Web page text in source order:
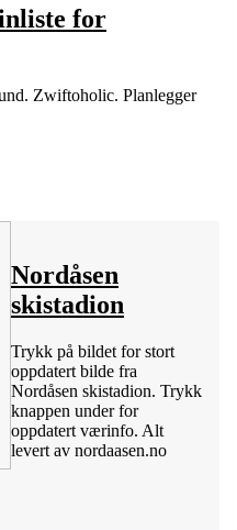
for
Zwiftoholic. Planlegger
Nordåsen
skistadion
Trykk på bildet for stort
oppdatert bilde fra
Nordåsen skistadion. Trykk
knappen under for
oppdatert værinfo. Alt
levert av nordaasen.no